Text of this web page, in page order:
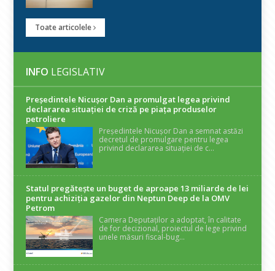
Toate articolele
INFO LEGISLATIV
Președintele Nicuşor Dan a promulgat legea privind
declararea situaţiei de criză pe piaţa produselor
petroliere
Președintele Nicușor Dan a semnat astăzi
decretul de promulgare pentru legea
privind declararea situației de c...
Statul pregătește un buget de aproape 13 miliarde de lei
pentru achiziția gazelor din Neptun Deep de la OMV
Petrom
Camera Deputaților a adoptat, în calitate
de for decizional, proiectul de lege privind
unele măsuri fiscal-bug...